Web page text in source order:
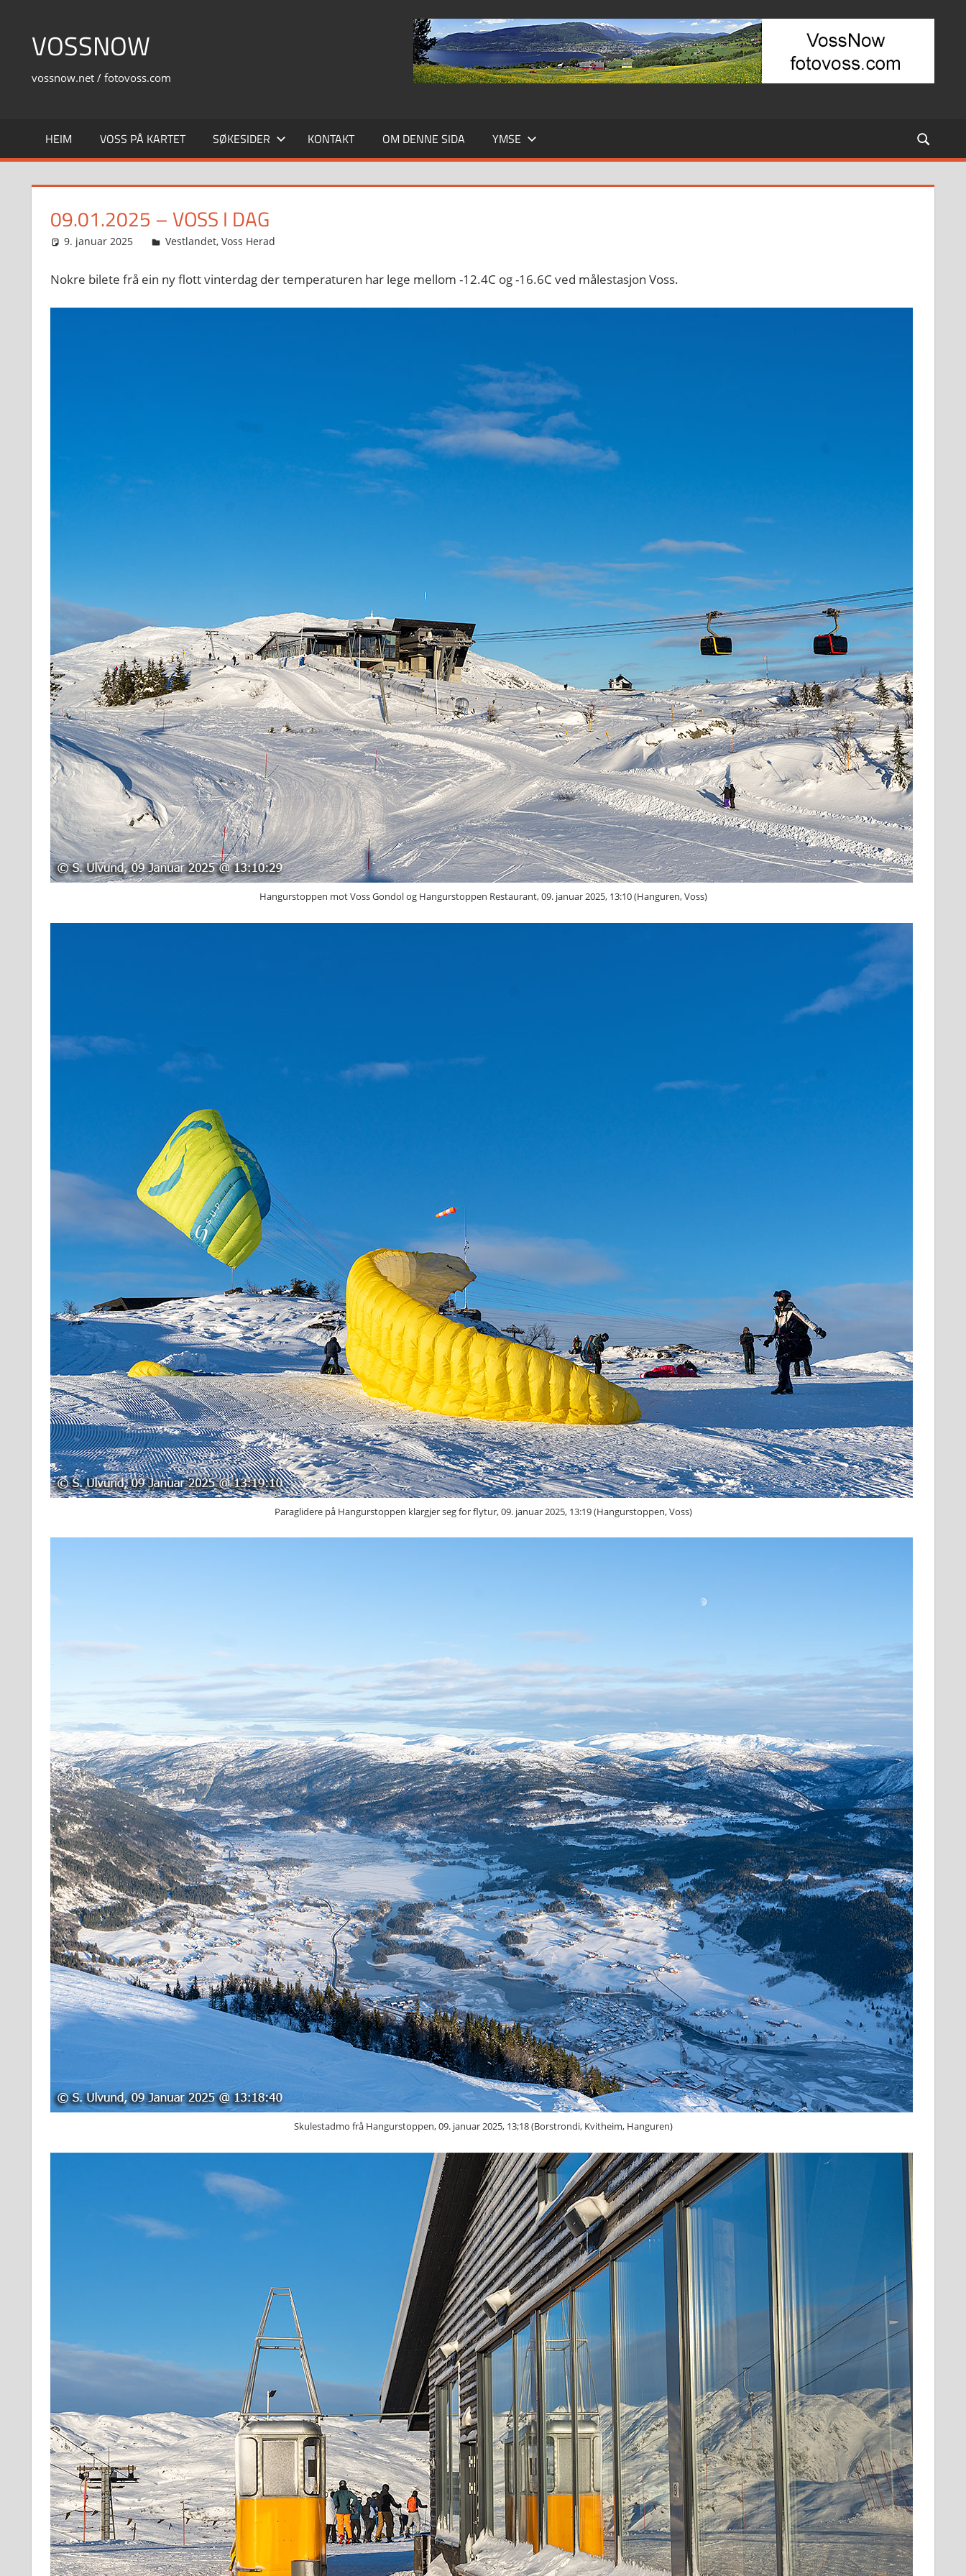
contentVOSSNOW
vossnow.net / fotovoss.com
HEIM VOSS PÅ KARTET SØKESIDER KONTAKT OM DENNE SIDA YMSE
09.01.2025 – VOSS I DAG
9. januar 2025 Svein
Vestlandet, Voss Herad
Nokre bilete frå ein ny flott vinterdag der temperaturen har lege mellom -12.4C og -16.6C ved målestasjon Voss.
Hangurstoppen mot Voss Gondol og Hangurstoppen Restaurant, 09. januar 2025, 13:10 (Hanguren, Voss)
Paraglidere på Hangurstoppen klargjer seg for flytur, 09. januar 2025, 13:19 (Hangurstoppen, Voss)
Skulestadmo frå Hangurstoppen, 09. januar 2025, 13;18 (Borstrondi, Kvitheim, Hanguren)